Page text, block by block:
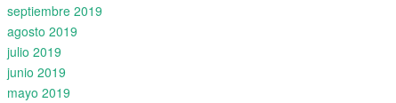
septiembre 2019
agosto 2019
julio 2019
junio 2019
mayo 2019